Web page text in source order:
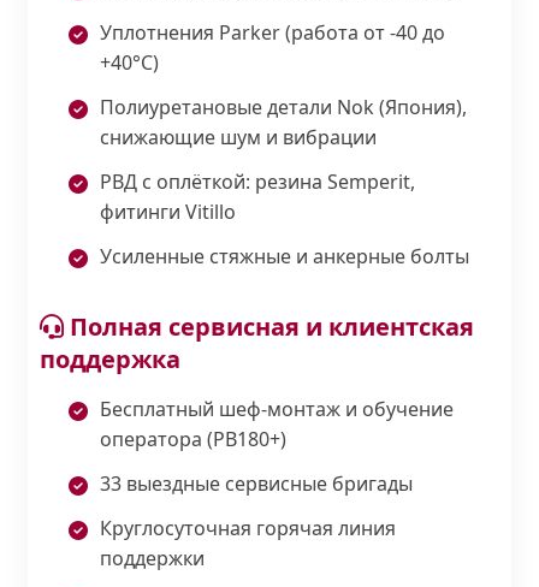
Уплотнения Parker (работа от -40 до
+40°С)
Полиуретановые детали Nok (Япония),
снижающие шум и вибрации
РВД с оплёткой: резина Semperit,
фитинги Vitillo
Усиленные стяжные и анкерные болты
Полная сервисная и клиентская
поддержка
Бесплатный шеф-монтаж и обучение
оператора (PB180+)
33 выездные сервисные бригады
Круглосуточная горячая линия
поддержки